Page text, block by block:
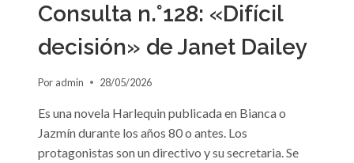
Consulta n.°128: «Difícil
decisión» de Janet Dailey
Por admin 28/05/2026
Es una novela Harlequin publicada en Bianca o
Jazmín durante los años 80 o antes. Los
protagonistas son un directivo y su secretaria. Se